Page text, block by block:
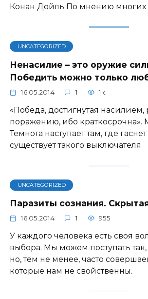
Конан Дойль По мнению многих
UNCATEGORIZED
Ненасилие – это оружие
Победить можно только
16.05.2014 1 1к.
«Победа, достигнутая насилием,
поражению, ибо краткосрочна».
Темнота наступает там, где
существует такого выключателя
UNCATEGORIZED
Паразиты сознания.
16.05.2014 1 955
У каждого человека есть своя
выбора. Мы можем поступать
но, тем не менее, часто
которые нам не свойственны.